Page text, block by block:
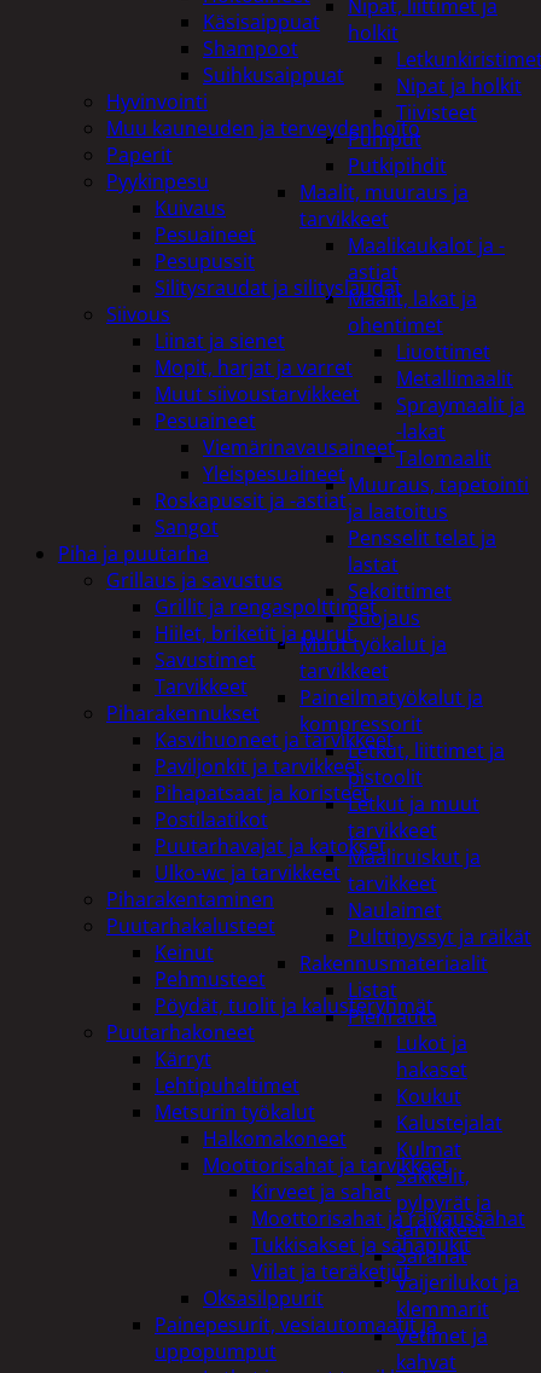
Nipat, liittimet ja
holkit
Nipat ja holkit
Tiivisteet
Pumput
Putkipihdit
Maalit, muuraus ja
tarvikkeet
Maalikaukalot ja -
astiat
Maalit, lakat ja
ohentimet
Liuottimet
Metallimaalit
Spraymaalit ja
-lakat
Talomaalit
Muuraus, tapetointi
ja laatoitus
Pensselit telat ja
lastat
Sekoittimet
Suojaus
Muut työkalut ja
tarvikkeet
Paineilmatyökalut ja
kompressorit
Letkut, liittimet ja
pistoolit
Letkut ja muut
tarvikkeet
Maaliruiskut ja
tarvikkeet
Naulaimet
Pulttipyssyt ja räikät
Rakennusmateriaalit
Listat
Pienrauta
Lukot ja
hakaset
Koukut
Kalustejalat
Kulmat
Sakkelit,
pylpyrät ja
tarvikkeet
Saranat
Vaijerilukot ja
klemmarit
Vetimet ja
kahvat
Käsisaippuat
Shampoot
Suihkusaippuat
Hyvinvointi
Muu kauneuden ja terveydenhoito
Paperit
Pyykinpesu
Kuivaus
Pesuaineet
Pesupussit
Silitysraudat ja silityslaudat
Siivous
Liinat ja sienet
Mopit, harjat ja varret
Muut siivoustarvikkeet
Pesuaineet
Viemärinavausaineet
Yleispesuaineet
Roskapussit ja -astiat
Sangot
Piha ja puutarha
Grillaus ja savustus
Grillit ja rengaspolttimet
Hiilet, briketit ja purut
Savustimet
Tarvikkeet
Piharakennukset
Kasvihuoneet ja tarvikkeet
Paviljonkit ja tarvikkeet
Pihapatsaat ja koristeet
Postilaatikot
Puutarhavajat ja katokset
Ulko-wc ja tarvikkeet
Piharakentaminen
Puutarhakalusteet
Keinut
Pehmusteet
Pöydät, tuolit ja kalusteryhmät
Puutarhakoneet
Kärryt
Lehtipuhaltimet
Metsurin työkalut
Halkomakoneet
Moottorisahat ja tarvikkeet
Kirveet ja sahat
Moottorisahat ja raivaussahat
Tukkisakset ja sahapukit
Viilat ja teräketjut
Oksasilppurit
Painepesurit, vesiautomaatit ja
uppopumput